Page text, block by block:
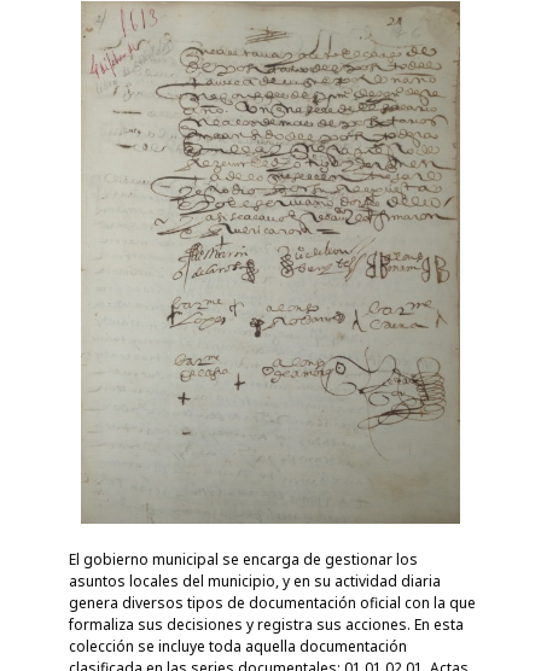
El gobierno municipal se encarga de gestionar los
asuntos locales del municipio, y en su actividad diaria
genera diversos tipos de documentación oficial con la que
formaliza sus decisiones y registra sus acciones. En esta
colección se incluye toda aquella documentación